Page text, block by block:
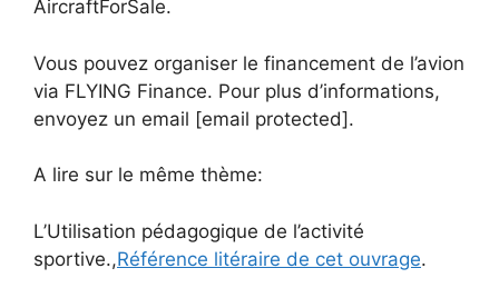
AircraftForSale.
Vous pouvez organiser le financement de l’avion
via FLYING Finance. Pour plus d’informations,
envoyez un email [email protected].
A lire sur le même thème:
L’Utilisation pédagogique de l’activité
sportive.,Référence litéraire de cet ouvrage.